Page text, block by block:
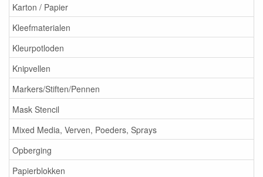
Karton / Papier
Kleefmaterialen
Kleurpotloden
Knipvellen
Markers/Stiften/Pennen
Mask Stencil
Mixed Media, Verven, Poeders, Sprays
Opberging
Papierblokken